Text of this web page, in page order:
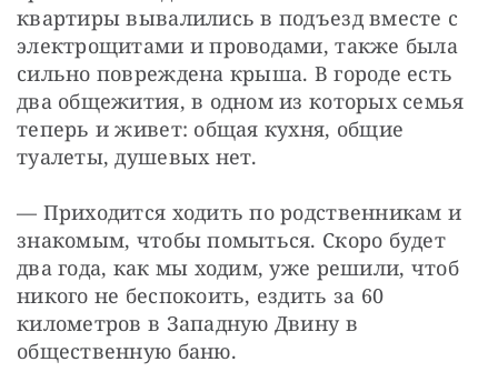
квартиры вывалились в подъезд вместе с
электрощитами и проводами, также была
сильно повреждена крыша. В городе есть
два общежития, в одном из которых семья
теперь и живет: общая кухня, общие
туалеты, душевых нет.
— Приходится ходить по родственникам и
знакомым, чтобы помыться. Скоро будет
два года, как мы ходим, уже решили, чтоб
никого не беспокоить, ездить за 60
километров в Западную Двину в
общественную баню.